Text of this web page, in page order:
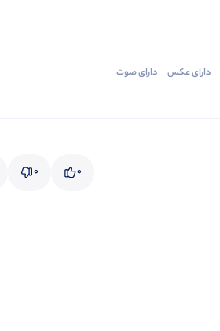
دارای‌ عکس دارای‌ صوت
0
0